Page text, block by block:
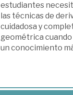
estudiantes
las técnicas de
cuidadosa y
geométrica
un conocimiento